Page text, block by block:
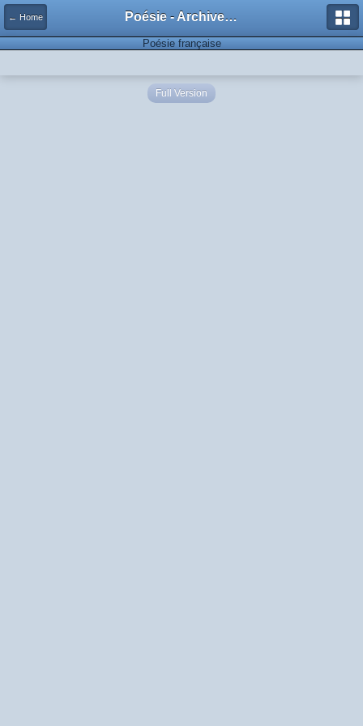
← Home Poésie - Archives de Toute La Poésie - 2005 - 2006
Poésie française
Full Version